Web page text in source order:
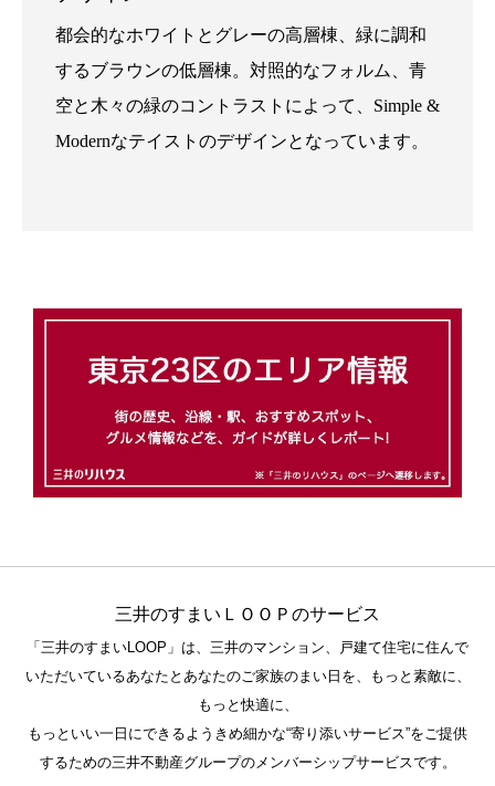
都会的なホワイトとグレーの高層棟、緑に調和
するブラウンの低層棟。対照的なフォルム、青
空と木々の緑のコントラストによって、Simple &
Modernなテイストのデザインとなっています。
三井のすまいＬＯＯＰのサービス
「三井のすまいLOOP」は、三井のマンション、戸建て住宅に住んで
いただいているあなたとあなたのご家族のまい日を、もっと素敵に、
もっと快適に、
もっといい一日にできるようきめ細かな“寄り添いサービス”をご提供
するための三井不動産グループのメンバーシップサービスです。